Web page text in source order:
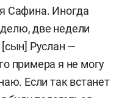
Сафина. Иногда
две недели
[сын] Руслан —
примера я не могу
Если так встанет